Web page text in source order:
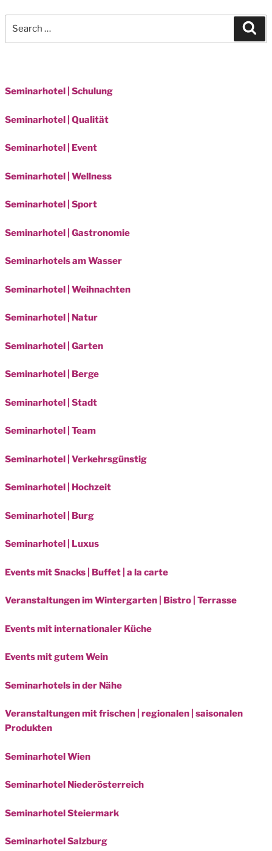
Seminarhotel | Schulung
Seminarhotel | Qualität
Seminarhotel | Event
Seminarhotel | Wellness
Seminarhotel | Sport
Seminarhotel | Gastronomie
Seminarhotels am Wasser
Seminarhotel | Weihnachten
Seminarhotel | Natur
Seminarhotel | Garten
Seminarhotel | Berge
Seminarhotel | Stadt
Seminarhotel | Team
Seminarhotel | Verkehrsgünstig
Seminarhotel | Hochzeit
Seminarhotel | Burg
Seminarhotel | Luxus
Events mit Snacks | Buffet | a la carte
Veranstaltungen im Wintergarten | Bistro | Terrasse
Events mit internationaler Küche
Events mit gutem Wein
Seminarhotels in der Nähe
Veranstaltungen mit frischen | regionalen | saisonalen
Produkten
Seminarhotel Wien
Seminarhotel Niederösterreich
Seminarhotel Steiermark
Seminarhotel Salzburg